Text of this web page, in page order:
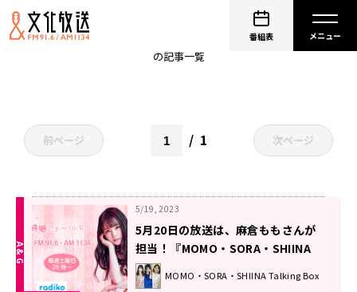
番組表
麻倉ももの ご当地うまかもん巡り
の記事一覧
前ページ 1 次ページ
5/19, 2023
5月20日の放送は、麻倉ももさんが
担当！『MOMO・SORA・SHIINA
Talking Box』
MOMO・SORA・SHIINA Talking Box